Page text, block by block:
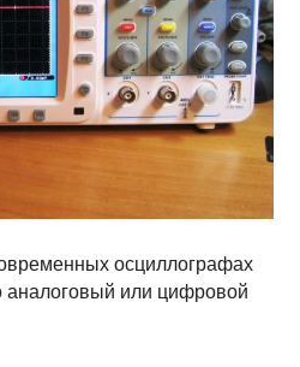
осциллографах
аналоговый или цифровой